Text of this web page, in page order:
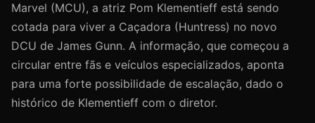
Marvel (MCU), a atriz Pom Klementieff está sendo
cotada para viver a Caçadora (Huntress) no novo
DCU de James Gunn. A informação, que começou a
circular entre fãs e veículos especializados, aponta
para uma forte possibilidade de escalação, dado o
histórico de Klementieff com o diretor.